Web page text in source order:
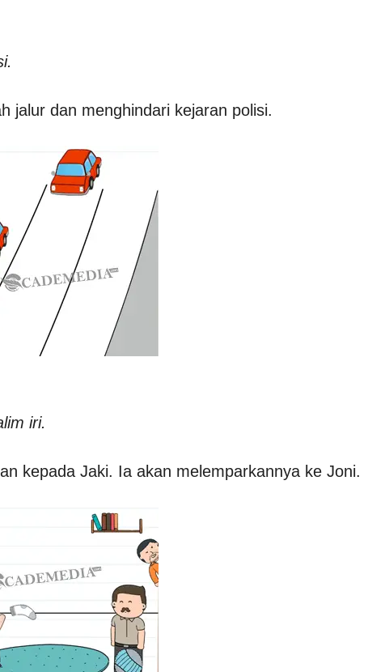
jalur dan menghindari kejaran polisi.
iri.
kepada Jaki. Ia akan melemparkannya ke Joni.